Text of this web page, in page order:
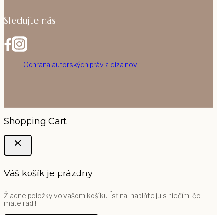
Sledujte nás
Ochrana autorských práv a dizajnov
Shopping Cart
Váš košík je prázdny
Žiadne položky vo vašom košíku. Ísť na, naplňte ju s niečím, čo
máte radi!